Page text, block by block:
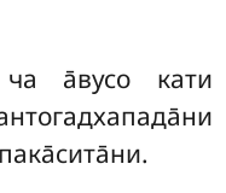
ча а̄вусо кати